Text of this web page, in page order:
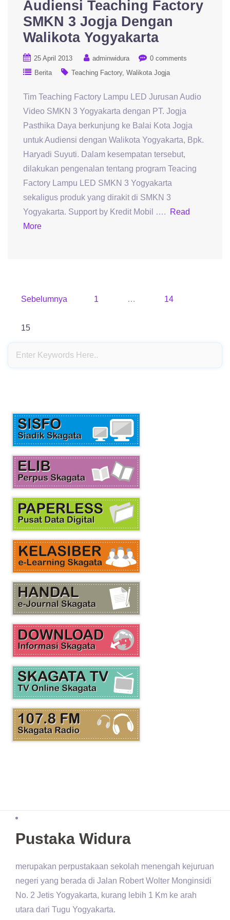
Audiensi Teaching Factory
SMKN 3 Jogja Dengan
Walikota Yogyakarta
25 April 2013 adminwidura
0 comments
Berita
Teaching Factory Walikota Jogja
Tim Teaching Factory Lampu LED Jurusan Audio
Video SMKN 3 Yogyakarta dengan PT. Jogja
Pasthika Daya berkunjung ke Balai Kota Jogja
untuk Audiensi dengan Walikota Yogyakarta, Bpk.
Haryadi Suyuti. Dalam kesempatan tersebut,
dilakukan pengenalan tentang program Teacing
Factory Lampu LED SMKN 3 Yogyakarta
sekaligus produk yang dirakit di SMKN 3
Yogyakarta. Support by Kredit Mobil ….
Read
More
Paginasi
Sebelumnya 1 … 14
15
Pustaka Widura
merupakan perpustakaan sekolah menengah kejuruan
negeri yang berada di Jalan Robert Wolter Monginsidi
No. 2 Jetis Yogyakarta, kurang lebih 1 Km ke arah
utara dari Tugu Yogyakarta.